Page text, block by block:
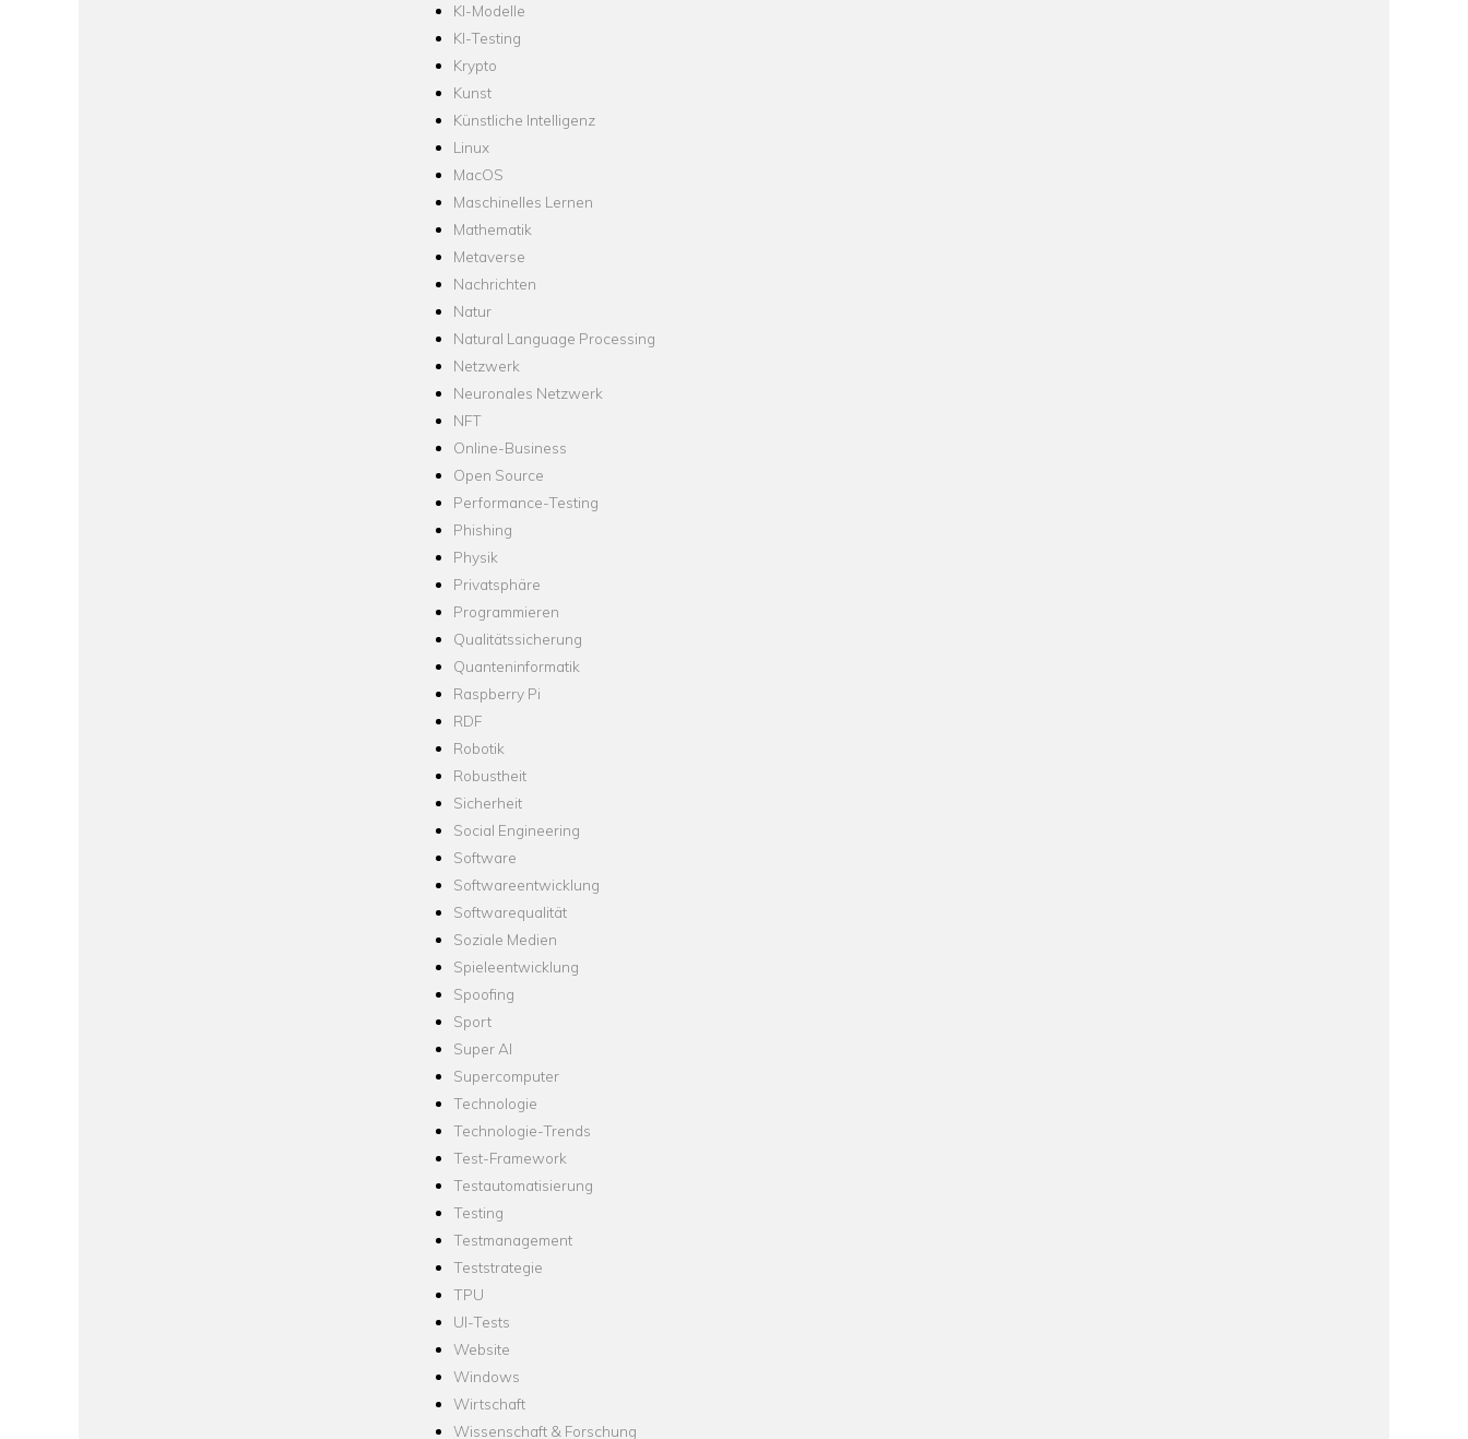
KI-Modelle
KI-Testing
Krypto
Kunst
Künstliche Intelligenz
Linux
MacOS
Maschinelles Lernen
Mathematik
Metaverse
Nachrichten
Natur
Natural Language Processing
Netzwerk
Neuronales Netzwerk
NFT
Online-Business
Open Source
Performance-Testing
Phishing
Physik
Privatsphäre
Programmieren
Qualitätssicherung
Quanteninformatik
Raspberry Pi
RDF
Robotik
Robustheit
Sicherheit
Social Engineering
Software
Softwareentwicklung
Softwarequalität
Soziale Medien
Spieleentwicklung
Spoofing
Sport
Super AI
Supercomputer
Technologie
Technologie-Trends
Test-Framework
Testautomatisierung
Testing
Testmanagement
Teststrategie
TPU
UI-Tests
Website
Windows
Wirtschaft
Wissenschaft & Forschung